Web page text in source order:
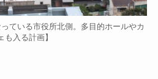
ている市役所北側。多目的ホールやカ
も入る計画】